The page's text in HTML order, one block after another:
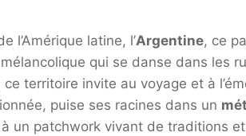
l’Amérique latine, l’Argentine, ce
qui se danse dans les
territoire invite au voyage et à
puise ses racines dans un
un patchwork vivant de traditions et